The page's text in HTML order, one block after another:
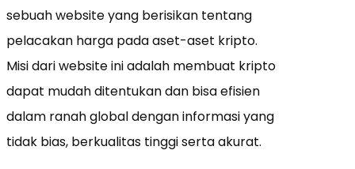
sebuah website yang berisikan tentang
pelacakan harga pada aset-aset kripto.
Misi dari website ini adalah membuat kripto
dapat mudah ditentukan dan bisa efisien
dalam ranah global dengan informasi yang
tidak bias, berkualitas tinggi serta akurat.